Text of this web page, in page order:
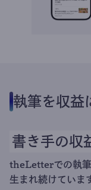
執筆を収益
書き手の収
theLetterでの執筆
生まれ続けていま